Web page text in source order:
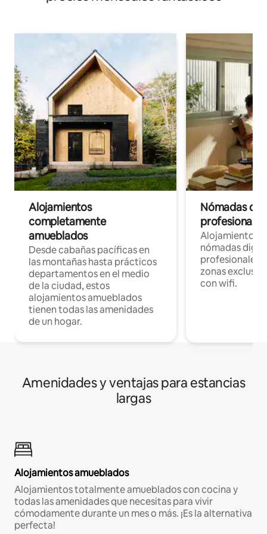
Alojamientos
completamente
amueblados
Desde cabañas pacíficas en
las montañas hasta prácticos
departamentos en el medio
de la ciudad, estos
alojamientos amueblados
tienen todas las amenidades
de un hogar.
Nómadas
Alojamientos
nómadas
profesionales
zonas
con wifi.
Amenidades y ventajas para estancias
largas
Alojamientos amueblados
Alojamientos totalmente amueblados con cocina y
todas las amenidades que necesitas para vivir
cómodamente durante un mes o más. ¡Es la alternativa
perfecta!